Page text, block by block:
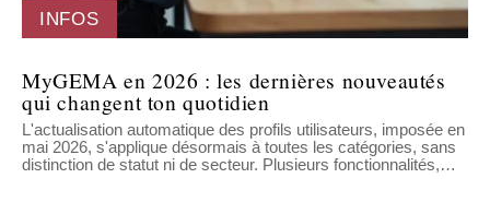
INFOS
MyGEMA en 2026 : les dernières nouveautés
qui changent ton quotidien
L'actualisation automatique des profils utilisateurs, imposée en
mai 2026, s'applique désormais à toutes les catégories, sans
distinction de statut ni de secteur. Plusieurs fonctionnalités,…